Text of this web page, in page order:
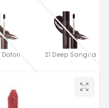
Dotori 21 Deep Sangria